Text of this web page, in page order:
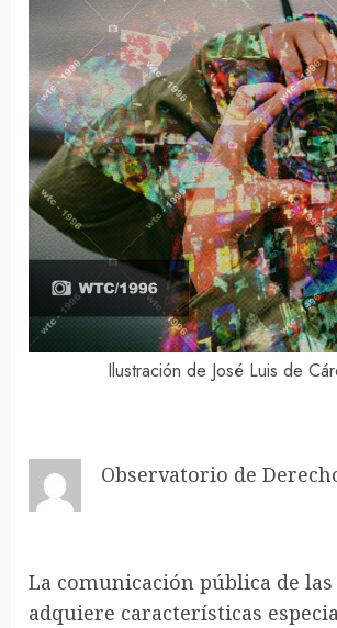
Ilustración de José Luis de
Observatorio de
La comunicación pública de
adquiere características